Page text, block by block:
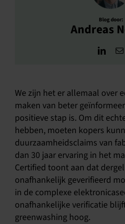
Blog door:
Andreas
We zijn het er allemaal over
maken van beter
positieve stap is. Om dit
hebben, moeten kopers
duurzaamheidsclaims van
dan 30 jaar ervaring in het
Certified toont aan dat
onafhankelijk geverifieerd
in de complexe
onafhankelijke verificatie
greenwashing hoog.